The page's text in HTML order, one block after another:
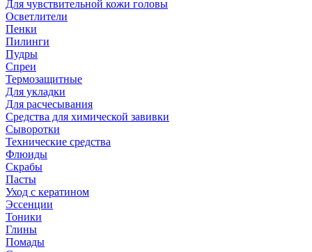
Для чувствительной кожи головы
Осветлители
Пенки
Пилинги
Пудры
Спреи
Термозащитные
Для укладки
Для расчесывания
Средства для химической завивки
Сыворотки
Технические средства
Флюиды
Скрабы
Пасты
Уход с кератином
Эссенции
Тоники
Глины
Помады